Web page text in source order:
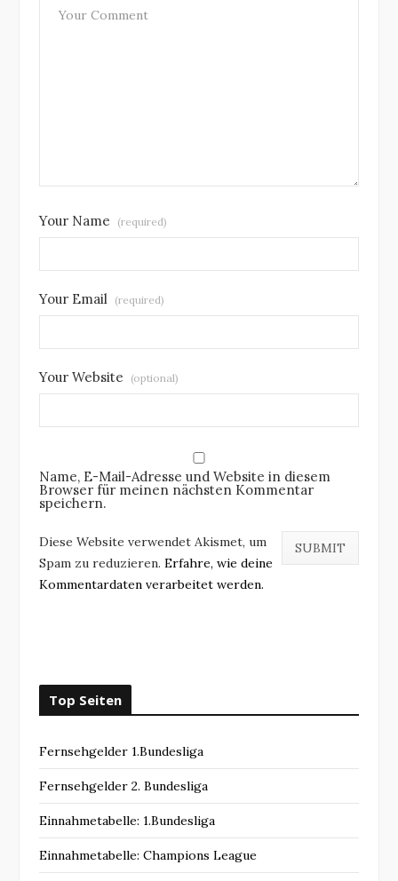
Your Name (required)
Your Email (required)
Your Website (optional)
Name, E-Mail-Adresse und Website in diesem
Browser für meinen nächsten Kommentar
speichern.
Diese Website verwendet Akismet, um
Spam zu reduzieren. Erfahre, wie deine
Kommentardaten verarbeitet werden.
Top Seiten
Fernsehgelder 1.Bundesliga
Fernsehgelder 2. Bundesliga
Einnahmetabelle: 1.Bundesliga
Einnahmetabelle: Champions League